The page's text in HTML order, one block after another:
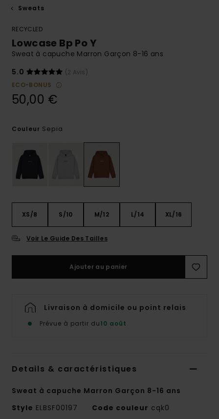
Sweats
RECYCLED
Lowcase Bp Po Y
Sweat à capuche Marron Garçon 8-16 ans
5.0
(2 Avis)
ECO-BONUS
50,00 €
Couleur Sepia
XS/8 S/10 M/12 L/14 XL/16
Voir Le Guide Des Tailles
Ajouter au panier
Livraison à domicile ou point relais
Prévue à partir du10 août
Details & caractéristiques
Sweat à capuche Marron Garçon 8-16 ans
Style ELBSF00197 Code couleur cqk0